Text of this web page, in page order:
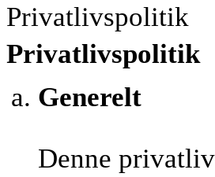
Privatlivspolitik
Privatlivspolitik
Generelt
Denne